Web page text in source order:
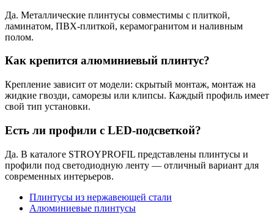
Да. Металлические плинтусы совместимы с плиткой,
ламинатом, ПВХ-плиткой, керамогранитом и наливным
полом.
Как крепится алюминиевый плинтус?
Крепление зависит от модели: скрытый монтаж, монтаж на
жидкие гвозди, саморезы или клипсы. Каждый профиль имеет
свой тип установки.
Есть ли профили с LED-подсветкой?
Да. В каталоге STROYPROFIL представлены плинтусы и
профили под светодиодную ленту — отличный вариант для
современных интерьеров.
Плинтусы из нержавеющей стали
Алюминиевые плинтусы